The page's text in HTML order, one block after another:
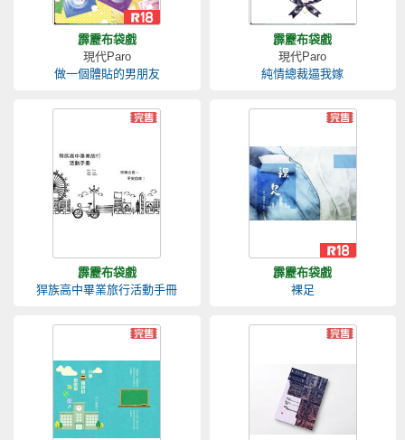
霹靂布袋戲
現代Paro
做一個體貼的男朋友
霹靂布袋戲
現代Paro
純情總裁逼我嫁
霹靂布袋戲
猂族高中畢業旅行活動手冊
霹靂布袋戲
裸足